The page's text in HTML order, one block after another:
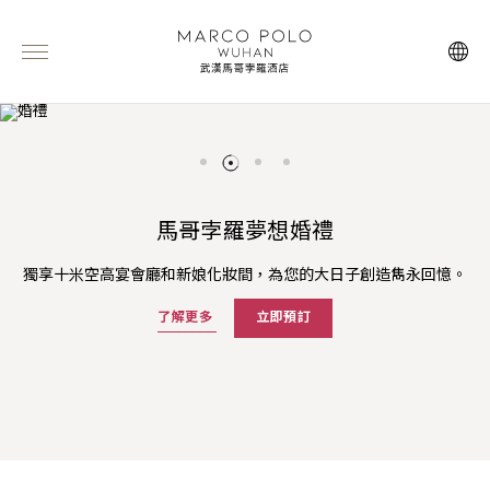
夏日暢享
官網預訂可享高達75折的含早餐房價及夏季主題菜單人民幣105元
餐飲消費額度。
馬哥孛羅夢想婚禮
獨享十米空高宴會廳和新娘化妝間，為您的大日子創造雋永回憶。
了解更多 立即預訂
沁藍夏果主題下午茶
以清新海風與季節鮮果為靈感，邂逅一整個夏日的甜蜜與愜意。
了解更多 立即預訂
三倍「亞洲萬里通」里數
預訂馬哥孛羅酒店「夏日暢享」套餐即享三倍「亞洲萬里通」里數
及更多禮遇。